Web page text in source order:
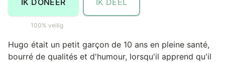
100% veilig
Hugo était un petit garçon de 10 ans en pleine santé,
bourré de qualités et d'humour, lorsqu'il apprend qu'il